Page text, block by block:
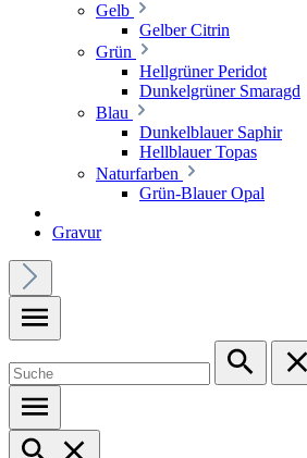
Gelb
Gelber Citrin
Grün
Hellgrüner Peridot
Dunkelgrüner Smaragd
Blau
Dunkelblauer Saphir
Hellblauer Topas
Naturfarben
Grün-Blauer Opal
Gravur